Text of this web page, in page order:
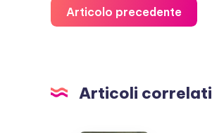
Articolo precedente
Articoli correlati